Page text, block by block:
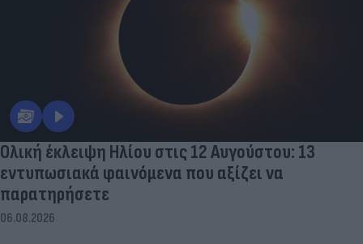
Ολική έκλειψη Ηλίου στις 12 Αυγούστου: 13
εντυπωσιακά φαινόμενα που αξίζει να
παρατηρήσετε
06.08.2026